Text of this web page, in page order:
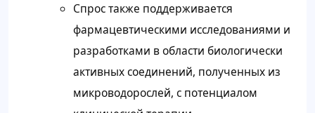
Спрос также поддерживается
фармацевтическими исследованиями и
разработками в области биологически
активных соединений, полученных из
микроводорослей, с потенциалом